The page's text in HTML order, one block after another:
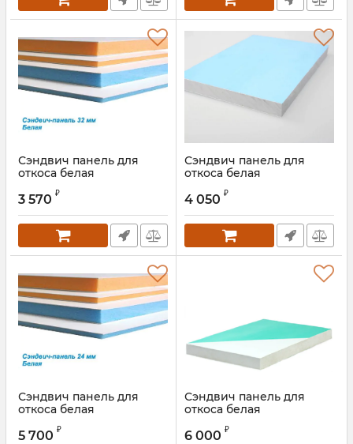
Сэндвич панель для
откоса белая
3 570 ₽
Сэндвич панель для
откоса белая
4 050 ₽
Сэндвич панель для
откоса белая
5 700 ₽
Сэндвич панель для
откоса белая
6 000 ₽